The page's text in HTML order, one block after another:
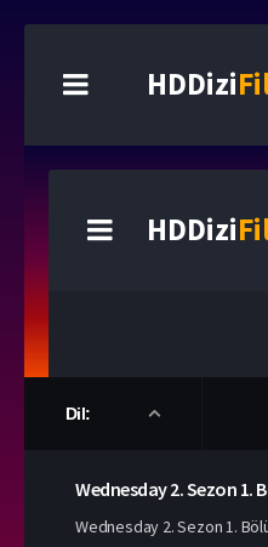
HDDizi
Dil:
Wednesday2. Sezon 1.
Wednesday 2. Sezon 1.